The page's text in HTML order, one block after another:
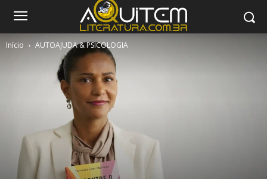
Início AUTOAJUDA & PSICOLOGIA